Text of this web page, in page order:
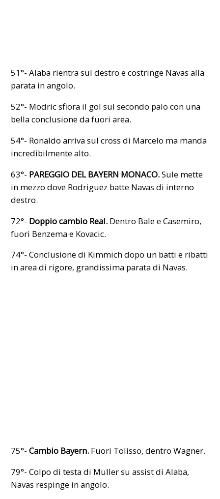
51°- Alaba rientra sul destro e costringe Navas alla
parata in angolo.
52°- Modric sfiora il gol sul secondo palo con una
bella conclusione da fuori area.
54°- Ronaldo arriva sul cross di Marcelo ma manda
incredibilmente alto.
63°- PAREGGIO DEL BAYERN MONACO.Sule mette
in mezzo dove Rodriguez batte Navas di interno
destro.
72°- Doppio cambio Real. Dentro Bale e Casemiro,
fuori Benzema e Kovacic.
74°- Conclusione di Kimmich dopo un batti e ribatti
in area di rigore, grandissima parata di Navas.
75°- Cambio Bayern. Fuori Tolisso, dentro Wagner.
79°- Colpo di testa di Muller su assist di Alaba,
Navas respinge in angolo.